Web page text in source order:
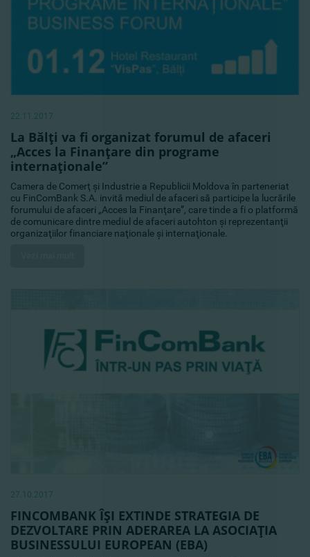
22.11.2017
La Bălţi va fi organizat forumul de afaceri
„Acces la Finanţare din programe
internaţionale”
Camera de Comerţ şi Industrie a Republicii Moldova în parteneriat
cu FinComBank S.A. invită mediul de afaceri să participe la lucrările
forumului de afaceri „Acces la Finanţare”, care tinde a fi o platformă
de comunicare dintre mediul de afaceri autohton şi reprezentanţii
organizaţiilor financiare naţionale şi internaţionale.
27.10.2017
FINCOMBANK ÎŞI EXTINDE STRATEGIA DE
DEZVOLTARE PRIN ADERAREA LA ASOCIAŢIA
BUSINESSULUI EUROPEAN (EBA)